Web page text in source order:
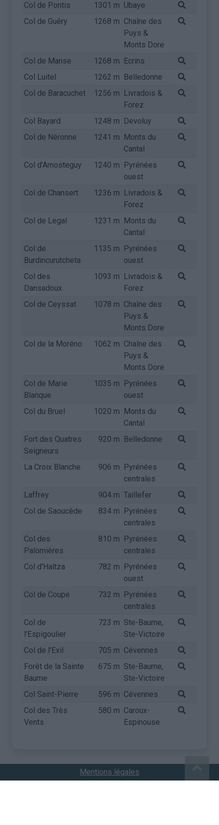
Col de Pontis
1301 m Ubaye
Col de Guéry
1268 m Chaîne des
Puys &
Monts Dore
Col de Manse
1268 m Ecrins
Col Luitel
1262 m Belledonne
Col de Baracuchet
1256 m Livradois &
Forez
Col Bayard
1248 m Devoluy
Col de Néronne
1241 m Monts du
Cantal
Col d'Arnosteguy
1240 m Pyrénées
ouest
Col de Chansert
1236 m Livradois &
Forez
Col de Legal
1231 m Monts du
Cantal
Col de
Burdincurutcheta
1135 m Pyrénées
ouest
Col des
Dansadoux
1093 m Livradois &
Forez
Col de Ceyssat
1078 m Chaîne des
Puys &
Monts Dore
Col de la Moréno
1062 m Chaîne des
Puys &
Monts Dore
Col de Marie
Blanque
1035 m Pyrénées
ouest
Col du Bruel
1020 m Monts du
Cantal
Fort des Quatres
Seigneurs
920 m Belledonne
La Croix Blanche 906 m Pyrénées
centrales
Laffrey
904 m Taillefer
Col de Saoucède
834 m Pyrénées
centrales
Col des
Palomières
810 m Pyrénées
centrales
Col d'Haltza
782 m Pyrénées
ouest
Col de Coupe
732 m Pyrénées
centrales
Col de
l'Espigoulier
723 m Ste-Baume,
Ste-Victoire
Col de l'Exil
705 m Cévennes
Forêt de la Sainte
Baume
675 m Ste-Baume,
Ste-Victoire
Col Saint-Pierre
596 m Cévennes
Col des Très
Vents
580 m Caroux-
Espinouse
Mentions légales